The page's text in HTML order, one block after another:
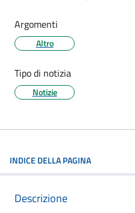
Argomenti
Altro
Tipo di notizia
Notizie
INDICE DELLA PAGINA
Descrizione